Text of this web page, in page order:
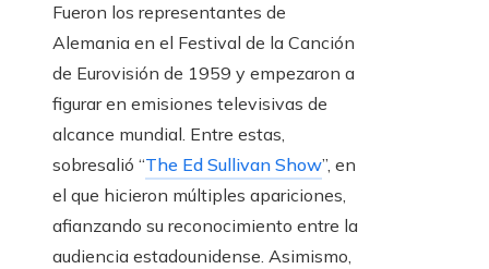
Fueron los representantes de
Alemania en el Festival de la Canción
de Eurovisión de 1959 y empezaron a
figurar en emisiones televisivas de
alcance mundial. Entre estas,
sobresalió “The Ed Sullivan Show”, en
el que hicieron múltiples apariciones,
afianzando su reconocimiento entre la
audiencia estadounidense. Asimismo,